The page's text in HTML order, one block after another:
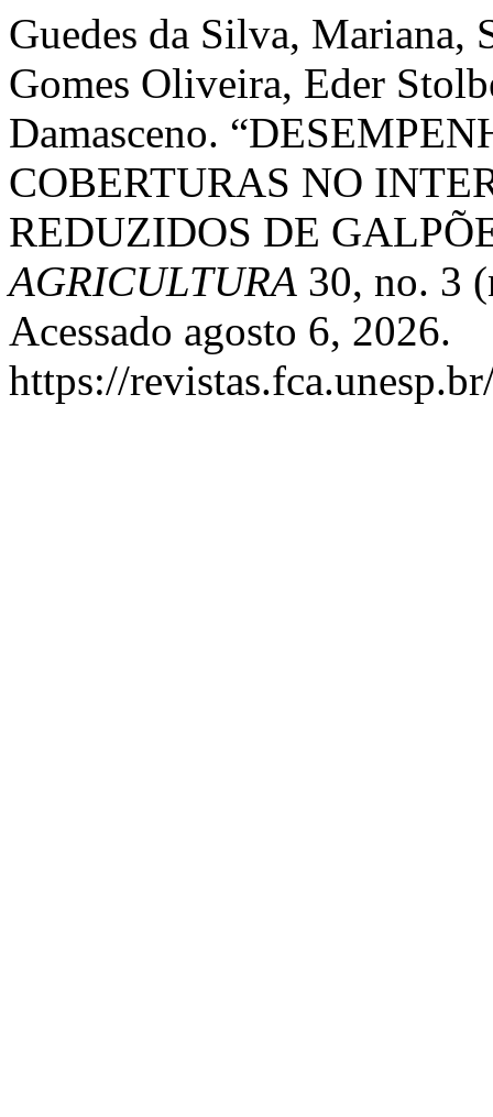
Guedes da Silva, Mariana,
Gomes Oliveira, Eder
Damasceno.
COBERTURAS NO
REDUZIDOS DE
AGRICULTURA 30, no. 3
Acessado agosto 6, 2026.
https://